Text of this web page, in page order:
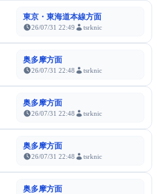
東京・東海道本線方面
26/07/31 22:49 tsrknic
奥多摩方面
26/07/31 22:48 tsrknic
奥多摩方面
26/07/31 22:48 tsrknic
奥多摩方面
26/07/31 22:48 tsrknic
奥多摩方面